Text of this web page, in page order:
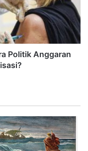
Politik Anggaran